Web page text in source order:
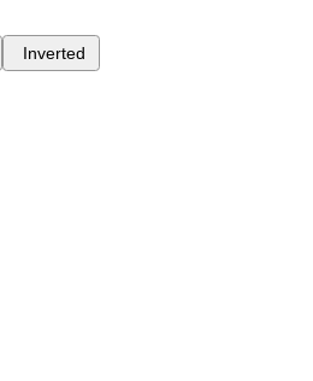
Inverted